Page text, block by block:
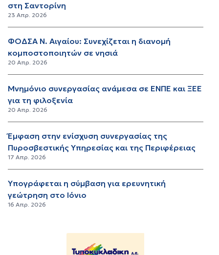
στη Σαντορίνη
23 Απρ. 2026
ΦΟΔΣΑ Ν. Αιγαίου: Συνεχίζεται η διανομή
κομποστοποιητών σε νησιά
20 Απρ. 2026
Μνημόνιο συνεργασίας ανάμεσα σε ΕΝΠΕ και ΞΕΕ
για τη φιλοξενία
20 Απρ. 2026
Έμφαση στην ενίσχυση συνεργασίας της
Πυροσβεστικής Υπηρεσίας και της Περιφέρειας
17 Απρ. 2026
Υπογράφεται η σύμβαση για ερευνητική
γεώτρηση στο Ιόνιο
16 Απρ. 2026